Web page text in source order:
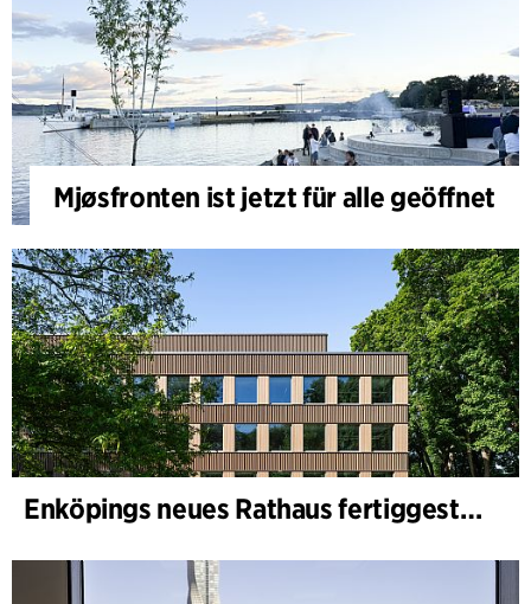
Mjøsfronten ist jetzt für alle geöffnet
Enköpings neues Rathaus fertiggestellt